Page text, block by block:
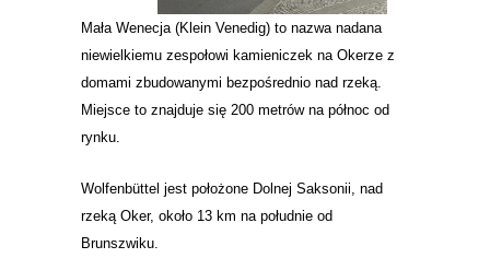
Mała Wenecja (Klein Venedig) to nazwa nadana
niewielkiemu zespołowi kamieniczek na Okerze z
domami zbudowanymi bezpośrednio nad rzeką.
Miejsce to znajduje się 200 metrów na północ od
rynku.
Wolfenbüttel jest położone Dolnej Saksonii, nad
rzeką Oker, około 13 km na południe od
Brunszwiku.